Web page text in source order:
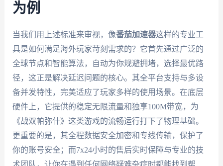
为例
当我们用上述标准来审视，像番茄加速器这样的专业工
具是如何满足海外玩家苛刻需求的？它首先通过广泛的
全球节点和智能算法，自动为你规避拥堵，选择最优路
径，这正是解决延迟问题的核心。其全平台支持与多设
备并发特性，完美适应了玩家多样的使用场景。在底层
硬件上，它提供的稳定无限流量和独享100M带宽，为
《战双帕弥什》这类游戏的流畅运行打下了物理基础。
更重要的是，其全程数据安全加密和专线传输，保护了
你的账号安全；而7x24小时的售后实时保障与专业的技